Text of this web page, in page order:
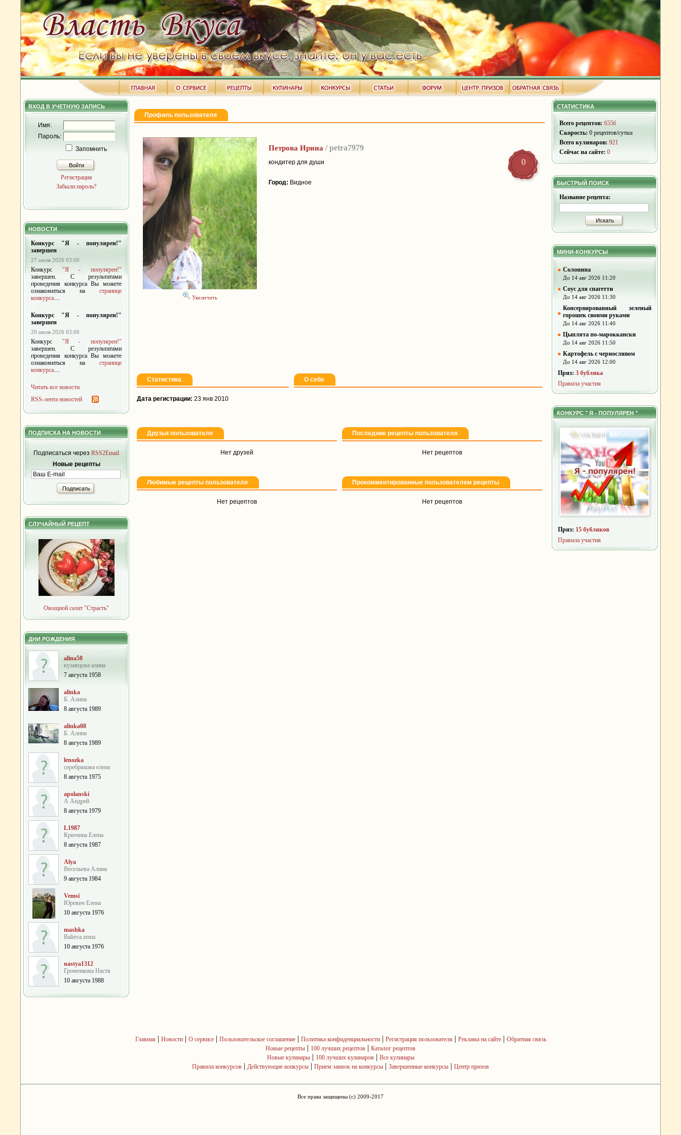
ВХОД В УЧЕТНУЮ ЗАПИСЬ
Имя:
Пароль:
Запомнить
Войти
Регистрация
Забыли пароль?
НОВОСТИ
Конкурс "Я - популярен!"
завершен
27 июля 2026 03:00
Конкурс"Я - популярен!"
завершен. С результатами
проведения конкурса Вы можете
ознакомиться на странице
конкурса....
Конкурс "Я - популярен!"
завершен
20 июля 2026 03:00
Конкурс "Я - популярен!"
завершен. С результатами
проведения конкурса Вы можете
ознакомиться на странице
конкурса....
Читать все новости
RSS-лента новостей
ПОДПИСКА НА НОВОСТИ
Подписаться черезRSS2Email
Новые рецепты
Подписать
СЛУЧАЙНЫЙ РЕЦЕПТ
Овощной салат "Страсть"
ДНИ РОЖДЕНИЯ
alina58
кузнецова алина
7 августа 1958
alinka
Б. Алина
8 августа 1989
alinka08
Б. Алина
8 августа 1989
lenozka
серебрякова елена
8 августа 1975
apolanski
А Андрей
8 августа 1979
L1987
Крючина Елена
8 августа 1987
Alya
Весельева Алина
9 августа 1984
Vemsi
Юревич Елена
10 августа 1976
mashka
Balieva zema
10 августа 1976
nastya1312
Громенкова Настя
10 августа 1988
Профиль пользователя
Увеличить
Петрова Ирина / petra7979
0
кондитер для души
Город: Видное
Статистика О себе
Дата регистрации: 23 янв 2010
Друзья пользователя Последние рецепты пользователя
Нет друзей Нет рецептов
Любимые рецепты пользователя Прокомментированные пользователем рецепты
Нет рецептов Нет рецептов
СТАТИСТИКА
Всего рецептов: 6556
Скорость:0 рецептов/сутки
Всего кулинаров: 921
Сейчас на сайте: 0
БЫСТРЫЙ ПОИСК
Название рецепта:
Искать
МИНИ-КОНКУРСЫ
Солонина
До 14 авг 2026 11:20
Соус для спагетти
До 14 авг 2026 11:30
Консервированный зеленый
горошек своими руками
До 14 авг 2026 11:40
Цыплята по-мароккански
До 14 авг 2026 11:50
Картофель с черносливом
До 14 авг 2026 12:00
Приз: 3 бублика
Правила участия
КОНКУРС " Я - ПОПУЛЯРЕН "
Приз: 15 бубликов
Правила участия
Главная | Новости| О сервисе| Пользовательское соглашение| Политика конфиденциальности| Регистрация пользователя | Реклама на сайте| Обратная связь
Новые рецепты | 100 лучших рецептов | Каталог рецептов
Новые кулинары| 100 лучших кулинаров| Все кулинары
Правила конкурсов | Действующие конкурсы | Прием заявок на конкурсы | Завершенные конкурсы | Центр призов
Все права защищены (c) 2009-2017